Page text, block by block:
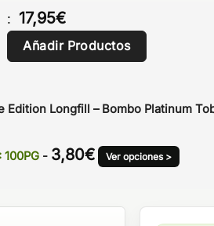
: 17,95€
Añadir Productos
Longfill – Bombo Platinum
- 3,80€ Ver opciones >